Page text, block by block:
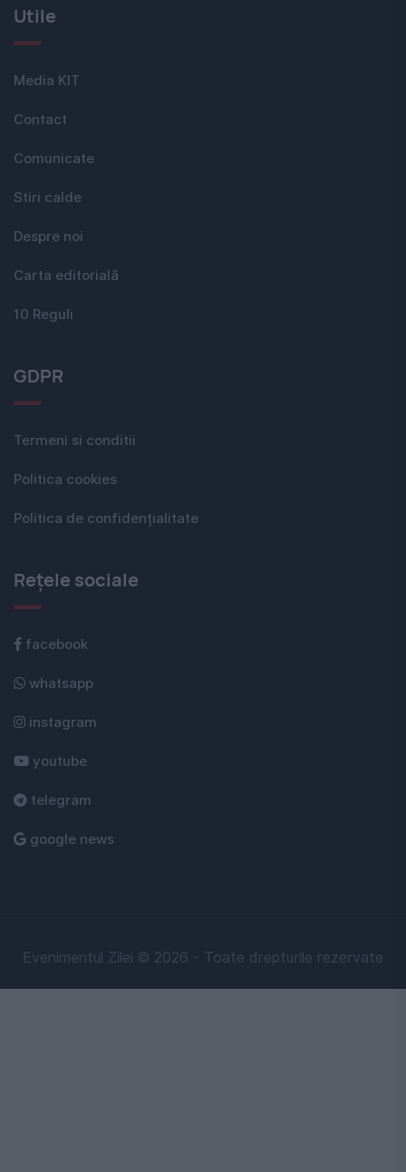
Utile
Media KIT
Contact
Comunicate
Stiri calde
Despre noi
Carta editorială
10 Reguli
GDPR
Termeni si conditii
Politica cookies
Politica de confidențialitate
Rețele sociale
facebook
whatsapp
instagram
youtube
telegram
google news
Evenimentul Zilei © 2026 - Toate drepturile rezervate